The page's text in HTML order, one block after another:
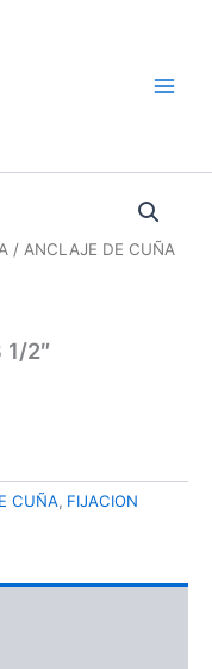
/ ANCLAJE DE CUÑA
1/2″
CUÑA, FIJACION